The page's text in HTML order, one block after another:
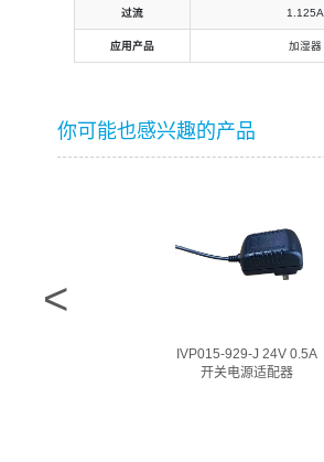
过流 1.125A
应用产品 加湿器
你可能也感兴趣的产品
IVP015-929-J 24V 0.5A
开关电源适配器